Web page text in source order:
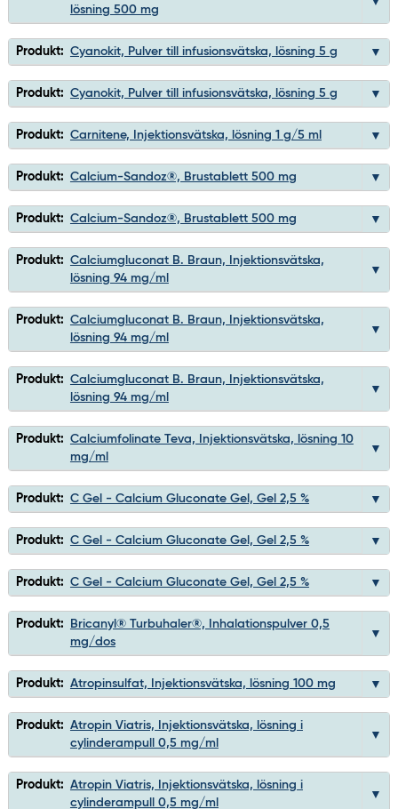
lösning 500 mg
Produkt: Cyanokit, Pulver till infusionsvätska, lösning 5 g
Produkt: Cyanokit, Pulver till infusionsvätska, lösning 5 g
Produkt: Carnitene, Injektionsvätska, lösning 1 g/5 ml
Produkt: Calcium-Sandoz®, Brustablett 500 mg
Produkt: Calcium-Sandoz®, Brustablett 500 mg
Produkt: Calciumgluconat B. Braun, Injektionsvätska,
lösning 94 mg/ml
Produkt: Calciumgluconat B. Braun, Injektionsvätska,
lösning 94 mg/ml
Produkt: Calciumgluconat B. Braun, Injektionsvätska,
lösning 94 mg/ml
Produkt: Calciumfolinate Teva, Injektionsvätska, lösning 10
mg/ml
Produkt: C Gel - Calcium Gluconate Gel, Gel 2,5 %
Produkt: C Gel - Calcium Gluconate Gel, Gel 2,5 %
Produkt: C Gel - Calcium Gluconate Gel, Gel 2,5 %
Produkt:
Bricanyl® Turbuhaler®, Inhalationspulver 0,5
mg/dos
Produkt: Atropinsulfat, Injektionsvätska, lösning 100 mg
Produkt: Atropin Viatris, Injektionsvätska, lösning i
cylinderampull 0,5 mg/ml
Produkt: Atropin Viatris, Injektionsvätska, lösning i
cylinderampull 0,5 mg/ml